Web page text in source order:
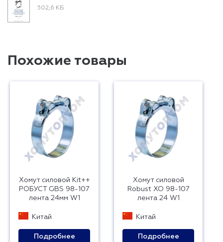
502,6 КБ
Похожие товары
Хомут силовой Kit++
РОБУСТ GBS 98-107
лента 24мм W1
Китай
Подробнее
Хомут силовой
Robust ХО 98-107
лента 24 W1
Китай
Подробнее